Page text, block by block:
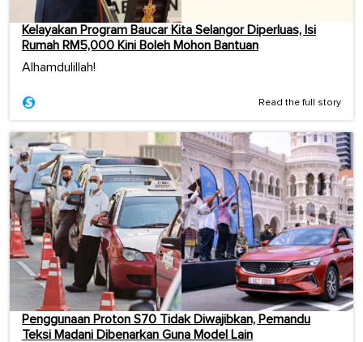
Kelayakan Program Baucar Kita Selangor Diperluas, Isi
Rumah RM5,000 Kini Boleh Mohon Bantuan
Alhamdulillah!
Read the full story
Penggunaan Proton S70 Tidak Diwajibkan, Pemandu
Teksi Madani Dibenarkan Guna Model Lain